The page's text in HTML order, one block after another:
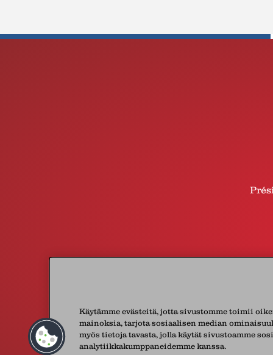
© 2026 Lactalis
Käytämme evästeitä, jotta sivustomme toimii
mainoksia, tarjota sosiaalisen median
myös tietoja tavasta, jolla käytät sivustoamme
analytiikkakumppaneidemme kanssa.